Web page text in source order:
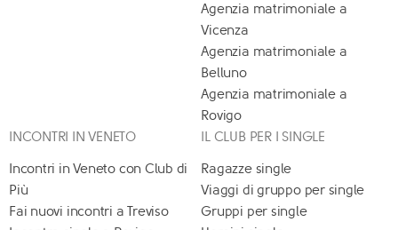
Agenzia matrimoniale a
Vicenza
Agenzia matrimoniale a
Belluno
Agenzia matrimoniale a
Rovigo
INCONTRI IN VENETO
Incontri in Veneto con Club di
Più
Fai nuovi incontri a Treviso
IL CLUB PER I SINGLE
Ragazze single
Viaggi di gruppo per single
Gruppi per single